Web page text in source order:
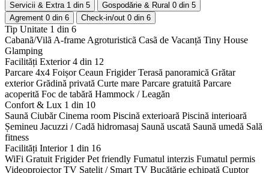
Servicii & Extra 1 din 5 Gospodărie & Rural 0 din 5
Agrement 0 din 6 Check-in/out 0 din 6
Tip Unitate 1 din 6
Cabanã/Vilã A-frame Agroturisticã Casã de Vacanță Tiny House
Glamping
Facilități Exterior4 din 12
Parcare 4x4 Foișor Ceaun Frigider Terasă panoramică Grătar
exterior Grădină privată Curte mare Parcare gratuită Parcare
acoperită Foc de tabără Hammock / Leagăn
Confort & Lux 1 din 10
Saună Ciubăr Cinema room Piscină exterioară Piscină interioară
Șemineu Jacuzzi / Cadă hidromasaj Saună uscată Saună umedă Sală
fitness
Facilități Interior 1 din 16
WiFi Gratuit Frigider Pet friendly Fumatul interzis Fumatul permis
Videoproiector TV Satelit / Smart TV Bucătărie echipată Cuptor